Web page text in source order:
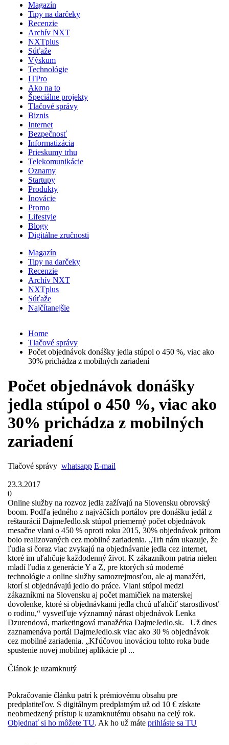
Magazín
Tipy na darčeky
Recenzie
Archív NXT
NXTplus
Súťaže
Výskum
Technológie
ITPro
Ako na to
Špeciálne projekty
Tlačové správy
Biznis
Internet
Bezpečnosť
Informatizácia
Prieskumy trhu
Telekomunikácie
Oznamy
Startupy
Produkty
Inovácie
Promo
Lifestyle
Blogy
Digitálne zručnosti
Magazín
Tipy na darčeky
Recenzie
Archív NXT
NXTplus
Súťaže
Najčítanejšie
Home
Tlačové správy
Počet objednávok donášky jedla stúpol o 450 %, viac ako
30% prichádza z mobilných zariadení
Počet objednávok donášky
jedla stúpol o 450 %, viac ako
30% prichádza z mobilných
zariadení
Tlačové správy whatsapp E-mail
23.3.2017
0
Online služby na rozvoz jedla zažívajú na Slovensku obrovský
boom. Podľa jedného z najväčších portálov pre donášku jedál z
reštaurácií DajmeJedlo.sk stúpol priemerný počet objednávok
mesačne vlani o 450 % oproti roku 2015, 30% objednávok pritom
bolo realizovaných cez mobilné zariadenia. „Trh nám ukazuje, že
ľudia si čoraz viac zvykajú na objednávanie jedla cez internet,
ktoré im uľahčuje každodenný život. K zákazníkom patria nielen
mladí ľudia z generácie Y a Z, pre ktorých sú moderné
technológie a online služby samozrejmosťou, ale aj manažéri,
ktorí si objednávajú jedlo do práce. Vlani stúpol medzi
zákazníkmi na Slovensku aj počet mamičiek na materskej
dovolenke, ktoré si objednávkami jedla chcú uľahčiť starostlivosť
o rodinu,“ vysvetľuje významný nárast objednávok Lenka
Dzurendová, marketingová manažérka DajmeJedlo.sk. Už dnes
zaznamenáva portál DajmeJedlo.sk viac ako 30 % objednávok
cez mobilné zariadenia. „Kľúčovou inováciou tohto roka bude
spustenie novej mobilnej aplikácie pl ...
Článok je uzamknutý
Pokračovanie článku patrí k prémiovému obsahu pre
predplatiteľov. S digitálnym predplatným už od 10 € získate
neobmedzený prístup k uzamknutému obsahu na celý rok.
Objednať si ho môžete TU. Ak ho už máte prihláste sa TU